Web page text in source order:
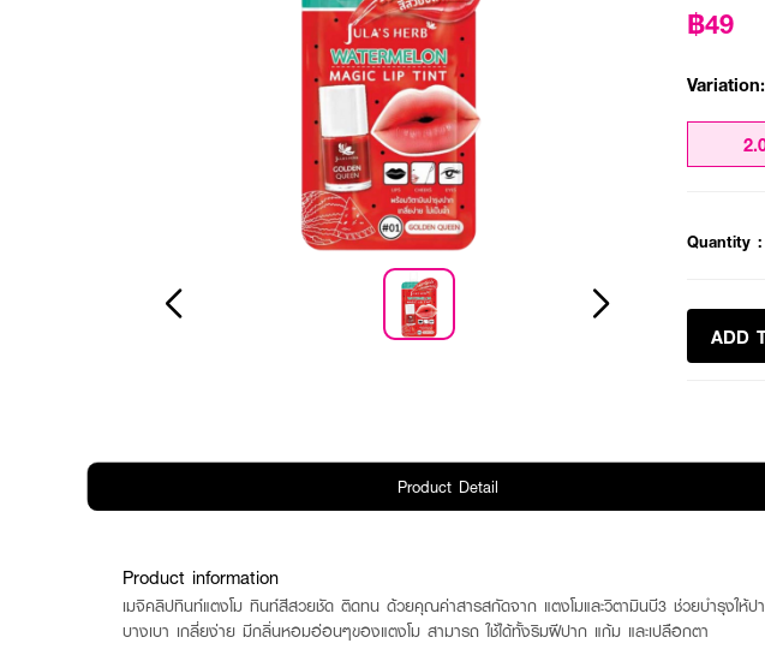
฿49
Variation:
Quantity :
ADD
Product Detail
Product information
เมจิคลิปทินท์แตงโม ทินท์สีสวยชัด ติดทน ด้วยคุณค่าสารสกัดจาก แตงโมและวิตามินบี3 ช่วยบำรุงใ
บางเบา เกลี่ยง่าย มีกลิ่นหอมอ่อนๆของแตงโม สามารถ ใช้ได้ทั้งริมฝีปาก แก้ม และเปลือกตา